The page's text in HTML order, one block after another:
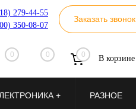
279-44-55
350-08-07
Заказать звонок
0 0 0 В корзине
+ РАЗНОЕ